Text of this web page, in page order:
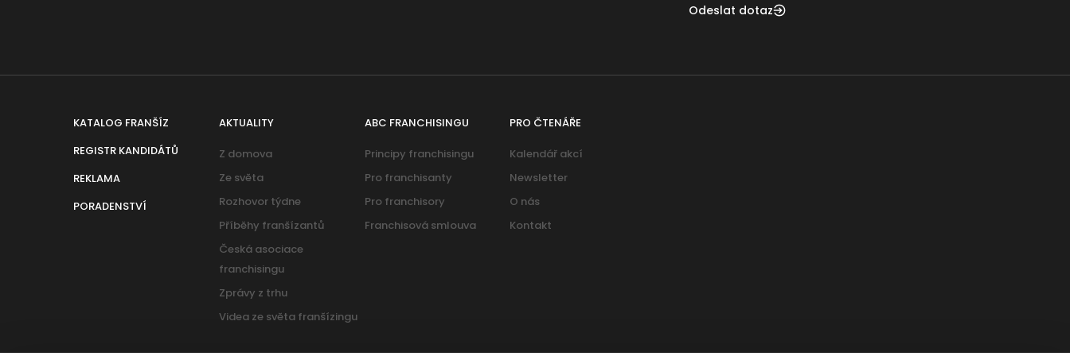
Odeslat dotaz
KATALOG FRANŠÍZ
REGISTR KANDIDÁTŮ
REKLAMA
PORADENSTVÍ
AKTUALITY
Z domova
Ze světa
Rozhovor týdne
Příběhy franšízantů
Česká asociace
franchisingu
Zprávy z trhu
Videa ze světa franšízingu
ABC FRANCHISINGU
Principy franchisingu
Pro franchisanty
Pro franchisory
Franchisová smlouva
PRO ČTENÁŘE
Kalendář akcí
Newsletter
O nás
Kontakt